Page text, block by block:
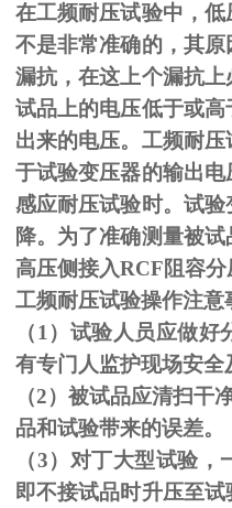
在工频耐压试验中，低
不是非常准确的，其
漏抗，在这上个漏抗
试品上的电压低于或
出来的电压。工频耐
于试验变压器的输出电
感应耐压试验时。试
降。为了准确测量被
高压侧接入RCF阻容分
工频耐压试验操作注意
（1 ）试验人员应做好
有专门人监护现场安全
（2）被试品应清扫干
品和试验带来的误差。
（3）对丁大型试验，
即不接试品时升压至